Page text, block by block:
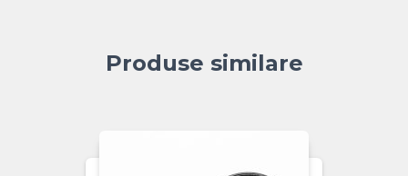
Produse similare